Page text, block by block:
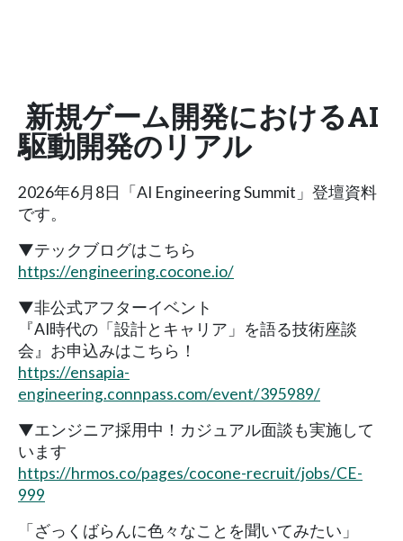
新規ゲーム開発におけるAI
駆動開発のリアル
2026年6月8日「AI Engineering Summit」登壇資料
です。
▼テックブログはこちら
https://engineering.cocone.io/
▼非公式アフターイベント
『AI時代の「設計とキャリア」を語る技術座談
会』お申込みはこちら！
https://ensapia-
engineering.connpass.com/event/395989/
▼エンジニア採用中！カジュアル面談も実施して
います
https://hrmos.co/pages/cocone-recruit/jobs/CE-
999
「ざっくばらんに色々なことを聞いてみたい」